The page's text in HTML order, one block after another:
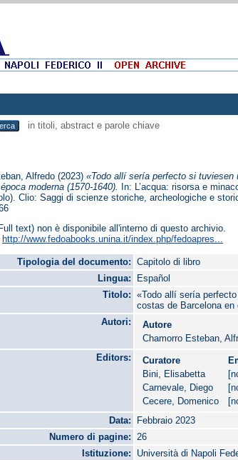
in titoli, abstract e parole chiave
Alfredo (2023)«Todo allí sería perfecto si
moderna (1570-1640).
In: L’acqua: risorsa e
Clio: Saggi di scienze storiche, archeologiche e
text) non è disponibile all'interno di questo archivio.
http://www.fedoabooks.unina.it/index.php/fedoapres...
Tipologia del documento:
Capitolo di libro
Lingua:
Español
Titolo:
«Todo allí sería
costas de Barcelona en
Autori:
Autore
Chamorro Esteban,
Editors:
Curatore
Bini, Elisabetta
Carnevale, Diego
Cecere, Domenico
Data:
Febbraio 2023
Numero di pagine:
26
Istituzione:
Università di Napoli